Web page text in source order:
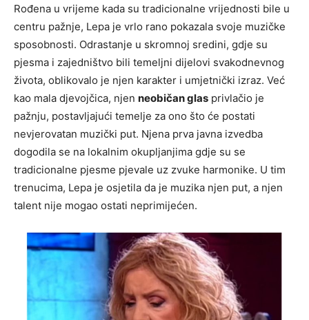
Rođena u vrijeme kada su tradicionalne vrijednosti bile u
centru pažnje, Lepa je vrlo rano pokazala svoje muzičke
sposobnosti. Odrastanje u skromnoj sredini, gdje su
pjesma i zajedništvo bili temeljni dijelovi svakodnevnog
života, oblikovalo je njen karakter i umjetnički izraz. Već
kao mala djevojčica, njen neobičan glas privlačio je
pažnju, postavljajući temelje za ono što će postati
nevjerovatan muzički put. Njena prva javna izvedba
dogodila se na lokalnim okupljanjima gdje su se
tradicionalne pjesme pjevale uz zvuke harmonike. U tim
trenucima, Lepa je osjetila da je muzika njen put, a njen
talent nije mogao ostati neprimijećen.